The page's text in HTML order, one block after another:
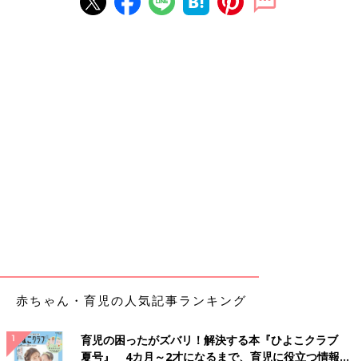
赤ちゃん・育児の人気記事ランキング
育児の困ったがズバリ！解決する本『ひよこクラブ
夏号』 4カ月～2才になるまで、育児に役立つ情報が